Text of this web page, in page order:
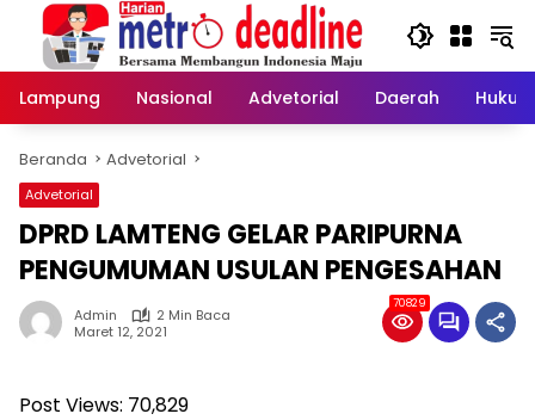
Langsung
konten
Lampung
Nasional Advetorial Daerah Hukum
Beranda Advetorial
Advetorial
DPRD LAMTENG GELAR PARIPURNA
PENGUMUMAN USULAN PENGESAHAN
Admin
2 Min Baca
Maret 12, 2021
70829
Post Views: 70,829